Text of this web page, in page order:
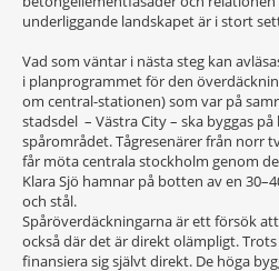
underliggande landskapet är i stort
Vad som väntar i nästa steg kan
i planprogrammet för den
om central-stationen) som var på
stadsdel – Västra City – ska byggas
spårområdet. Tågresenärer från norr
får möta centrala stockholm genom
Klara Sjö hamnar på botten av en
och stål.
Spåröverdäckningarna är ett försök
också där det är direkt olämpligt.
finansiera sig självt direkt. De höga